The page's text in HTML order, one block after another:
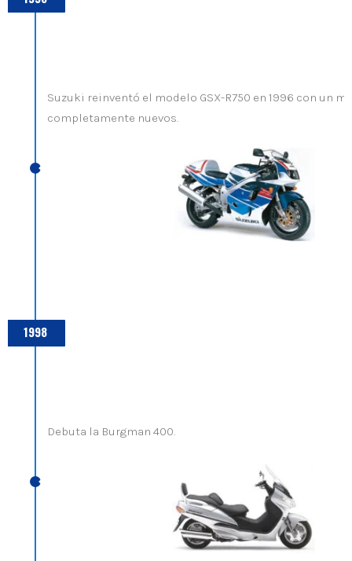
Suzuki reinventó el modelo GSX-R750 en 1996 con un
completamente nuevos.
1998
Debuta la Burgman 400.